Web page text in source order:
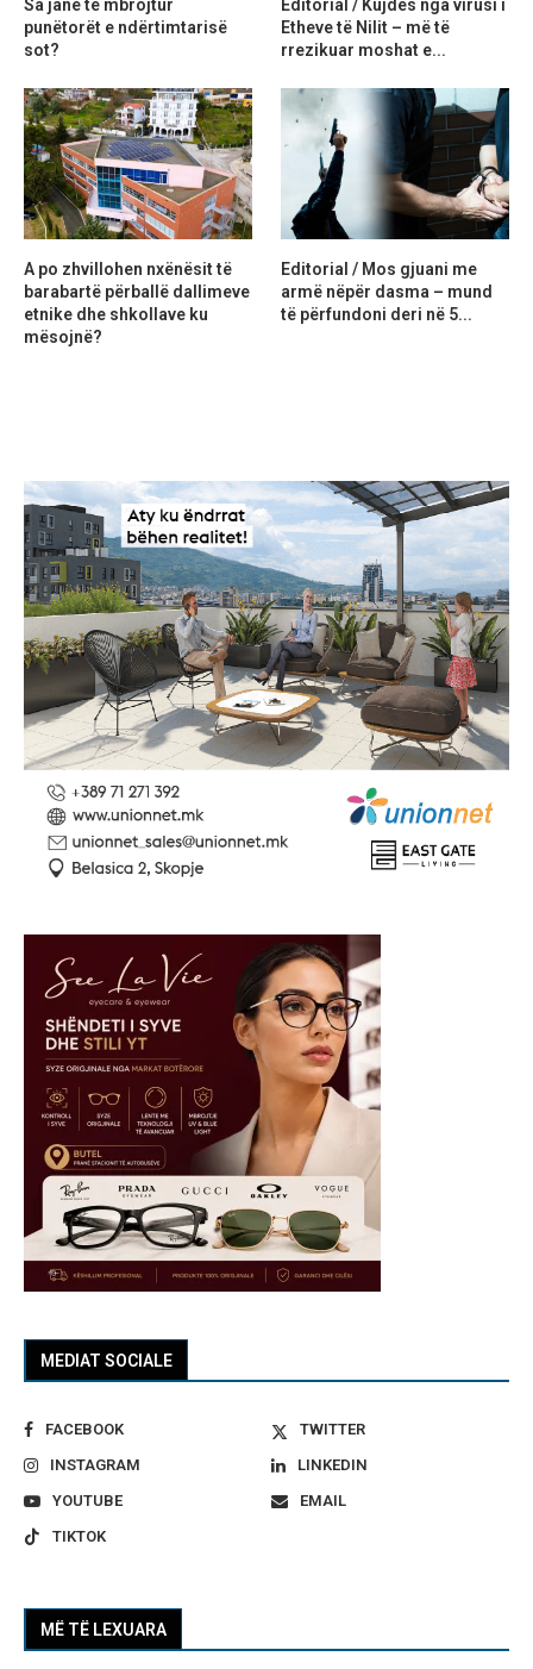
MEDIAT SOCIALE
FACEBOOK
TWITTER
INSTAGRAM
LINKEDIN
YOUTUBE
EMAIL
TIKTOK
MË TË LEXUARA
Sa janë të mbrojtur
punëtorët e ndërtimtarisë
sot?
Editorial / Kujdes nga virusi i
Etheve të Nilit – më të
rrezikuar moshat e...
A po zhvillohen nxënësit të
barabartë përballë dallimeve
etnike dhe shkollave ku
mësojnë?
Editorial / Mos gjuani me
armë nëpër dasma – mund
të përfundoni deri në 5...